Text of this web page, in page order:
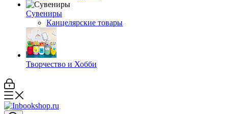
Сувениры
Канцелярские товары
Творчество и Хобби